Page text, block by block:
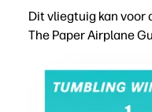
Dit vliegtuig kan voor
The Paper Airplane